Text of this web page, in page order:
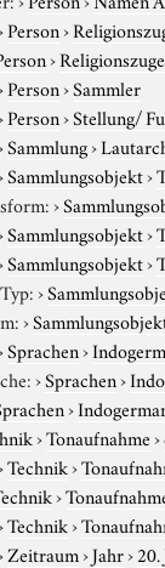
Person›
›
Person›Sammler
Person›Stellung/
Sammlung›
Sammlungsobjekt›
›
Sammlungsobjekt›
Sammlungsobjekt›
›
›
Sprachen›
›Sprachen›
›
›Tonaufnahme›
Technik›
›
Technik›
Zeitraum›Jahr›20.